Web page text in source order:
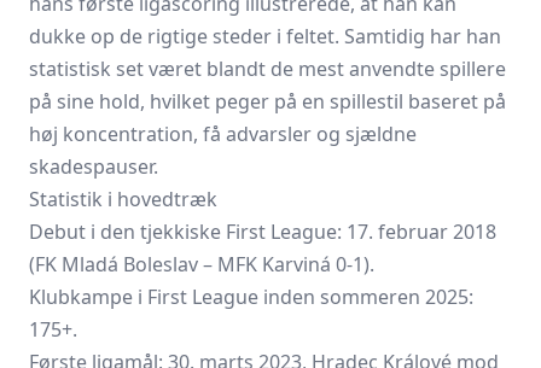
dukke op de rigtige steder i feltet. Samtidig har han
statistisk set været blandt de mest anvendte spillere
på sine hold, hvilket peger på en spillestil baseret på
høj koncentration, få advarsler og sjældne
skadespauser.
Statistik i hovedtræk
Debut i den tjekkiske First League: 17. februar 2018
(FK Mladá Boleslav – MFK Karviná 0-1).
Klubkampe i First League inden ­sommeren 2025:
175+.
Første ligamål: 30. marts 2023, Hradec Králové mod